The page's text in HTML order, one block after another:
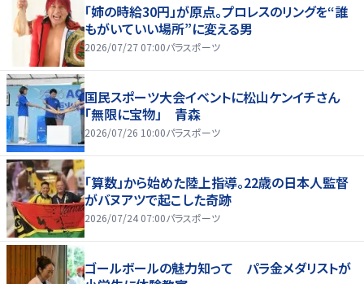
「姉の時給30円」が原点。プロレスのリングを“誰
もがいていい場所”に変える男
2026/07/27 07:00パラスポーツ
国民スポーツ大会イベントに松山ケンイチさん
「無限に宝物」 青森
2026/07/26 10:00パラスポーツ
「算数」から始めた陸上指導。22歳の日本人監督
がバヌアツで起こした奇跡
2026/07/24 07:00パラスポーツ
ゴールボールの魅力知って パラ金メダリストが